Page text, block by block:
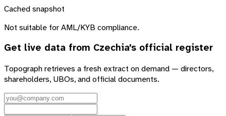
Cached snapshot
Not suitable for AML/KYB compliance.
Get live data from Czechia's official register
Topograph retrieves a fresh extract on demand — directors,
shareholders, UBOs, and official documents.